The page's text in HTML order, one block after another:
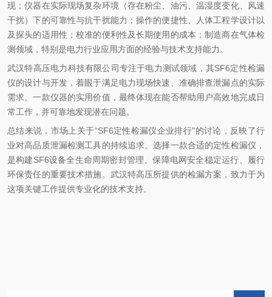
现；仪器在实际现场复杂环境（存在粉尘、油污、温湿度变化、风速
干扰）下的可靠性与抗干扰能力；操作的便捷性、人体工程学设计以
及探头的适用性；校准的便利性及长期使用的成本；制造商在气体检
测领域，特别是电力行业应用方面的经验与技术支持能力。
武汉特高压电力科技有限公司专注于电力测试领域，其SF6定性检漏
仪的设计与开发，着眼于满足电力现场快速、准确排查泄漏点的实际
需求。一款仪器的实用价值，最终体现在能否帮助用户高效地完成日
常工作，并可靠地发现潜在问题。
总结来说，市场上关于“SF6定性检漏仪企业排行"的讨论，反映了行
业对高品质泄漏检测工具的持续追求。选择一款合适的定性检漏仪，
是构建SF6设备全生命周期密封管理、保障电网安全稳定运行、履行
环保责任的重要技术措施。武汉特高压所提供的检漏方案，致力于为
这项关键工作提供专业化的技术支持。